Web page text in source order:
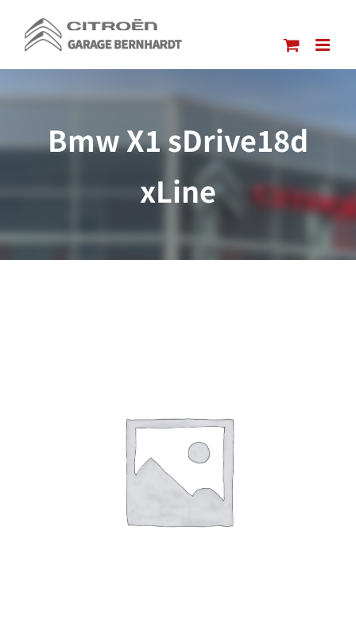
contenu
Bmw X1 sDrive18d
xLine